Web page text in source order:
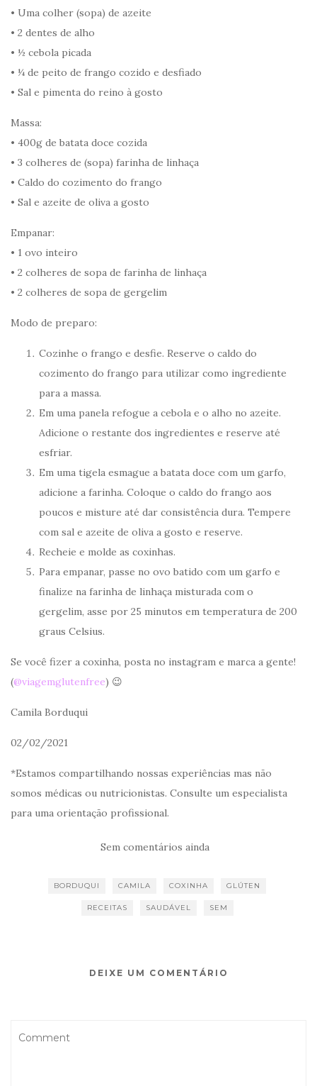
• Uma colher (sopa) de azeite
• 2 dentes de alho
• ½ cebola picada
• ¼ de peito de frango cozido e desfiado
• Sal e pimenta do reino à gosto
Massa:
• 400g de batata doce cozida
• 3 colheres de (sopa) farinha de linhaça
• Caldo do cozimento do frango
• Sal e azeite de oliva a gosto
Empanar:
• 1 ovo inteiro
• 2 colheres de sopa de farinha de linhaça
• 2 colheres de sopa de gergelim
Modo de preparo:
Cozinhe o frango e desfie. Reserve o caldo do
cozimento do frango para utilizar como ingrediente
para a massa.
Em uma panela refogue a cebola e o alho no azeite.
Adicione o restante dos ingredientes e reserve até
esfriar.
Em uma tigela esmague a batata doce com um garfo,
adicione a farinha. Coloque o caldo do frango aos
poucos e misture até dar consistência dura. Tempere
com sal e azeite de oliva a gosto e reserve.
Recheie e molde as coxinhas.
Para empanar, passe no ovo batido com um garfo e
finalize na farinha de linhaça misturada com o
gergelim, asse por 25 minutos em temperatura de 200
graus Celsius.
Se você fizer a coxinha, posta no instagram e marca a gente!
(@viagemglutenfree) 😉
Camila Borduqui
02/02/2021
*Estamos compartilhando nossas experiências mas não
somos médicas ou nutricionistas. Consulte um especialista
para uma orientação profissional.
Sem comentários ainda
BORDUQUI CAMILA COXINHA GLÚTEN
RECEITAS SAUDÁVEL SEM
DEIXE UM COMENTÁRIO